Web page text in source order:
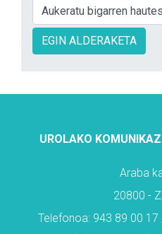
EGIN ALDERAKETA
UROLAKO
Araba
20800 -
Telefonoa: 943 89 00